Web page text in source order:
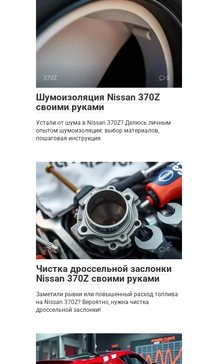
370Z 0
Шумоизоляция Nissan 370Z
своими руками
Устали от шума в Nissan 370Z? Делюсь личным
опытом шумоизоляции: выбор материалов,
пошаговая инструкция
370Z 0
Чистка дроссельной заслонки
Nissan 370Z своими руками
Заметили рывки или повышенный расход топлива
на Nissan 370Z? Вероятно, нужна чистка
дроссельной заслонки!